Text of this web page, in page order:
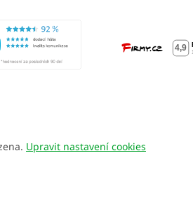
Upravit nastavení cookies